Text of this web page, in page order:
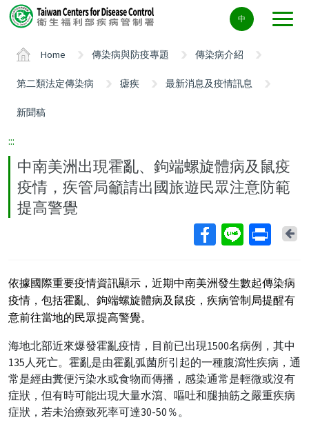
Center
block
中
Home 傳染病與防疫專題 傳染病介紹
第二類法定傳染病 瘧疾 最新消息及疫情訊息
新聞稿
:::
中南美洲出現霍亂、鉤端螺旋體病及鼠疫
疫情，疾管局籲請出國旅遊民眾注意防範
提高警覺
依據國際重要疫情資訊顯示，近期中南美洲發生數起傳染病
疫情，包括霍亂、鉤端螺旋體病及鼠疫，疾病管制局提醒有
意前往當地的民眾提高警覺。
海地北部近來爆發霍亂疫情，目前已出現1500名病例，其中
135人死亡。霍亂是由霍亂弧菌所引起的一種腹瀉性疾病，通
常是經由糞便污染水或食物而傳播，感染通常是輕微或沒有
症狀，但有時可能出現大量水瀉、嘔吐和腿抽筋之嚴重疾病
症狀，若未治療致死率可達30-50％。